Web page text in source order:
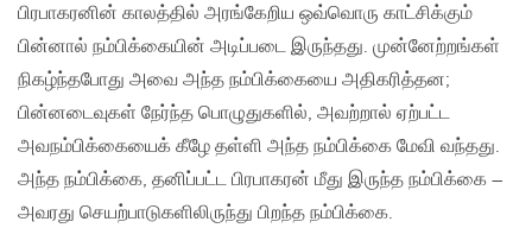
பிரபாகரனின் காலத்தில் அரங்கேறிய ஒவ்வொரு காட்சிக்கும்
பின்னால் நம்பிக்கையின் அடிப்படை இருந்தது. முன்னேற்றங்கள்
நிகழ்ந்தபோது அவை அந்த நம்பிக்கையை அதிகரித்தன;
பின்னடைவுகள் நேர்ந்த பொழுதுகளில், அவற்றால் ஏற்பட்ட
அவநம்பிக்கையைக் கீழே தள்ளி அந்த நம்பிக்கை மேவி வந்தது.
அந்த நம்பிக்கை, தனிப்பட்ட பிரபாகரன் மீது இருந்த நம்பிக்கை –
அவரது செயற்பாடுகளிலிருந்து பிறந்த நம்பிக்கை.